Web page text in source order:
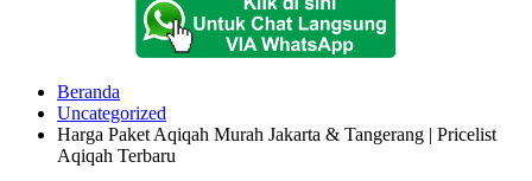
Beranda
Uncategorized
Harga Paket Aqiqah Murah Jakarta & Tangerang | Pricelist
Aqiqah Terbaru